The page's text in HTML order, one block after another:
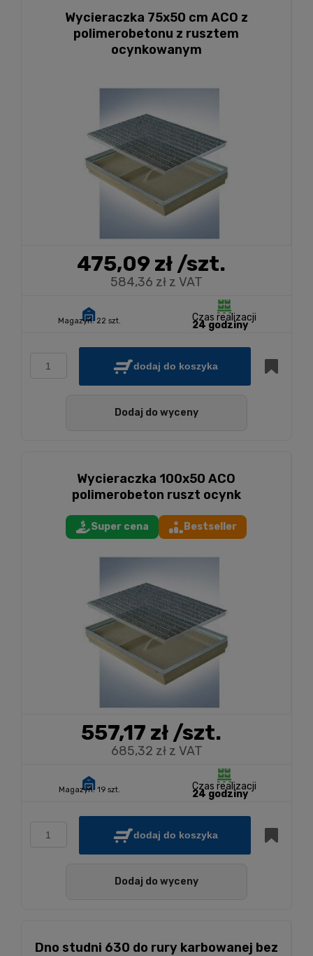
Wycieraczka 75x50 cm ACO z
polimerobetonu z rusztem
ocynkowanym
475,09 zł/szt.
584,36 zł z VAT
Magazyn: 22 szt. Czas realizacji
24 godziny
dodaj do koszyka
Dodaj do wyceny
Wycieraczka 100x50 ACO
polimerobeton ruszt ocynk
Super cena Bestseller
557,17 zł/szt.
685,32 zł z VAT
Magazyn: 19 szt. Czas realizacji
24 godziny
dodaj do koszyka
Dodaj do wyceny
Dno studni 630 do rury karbowanej bez